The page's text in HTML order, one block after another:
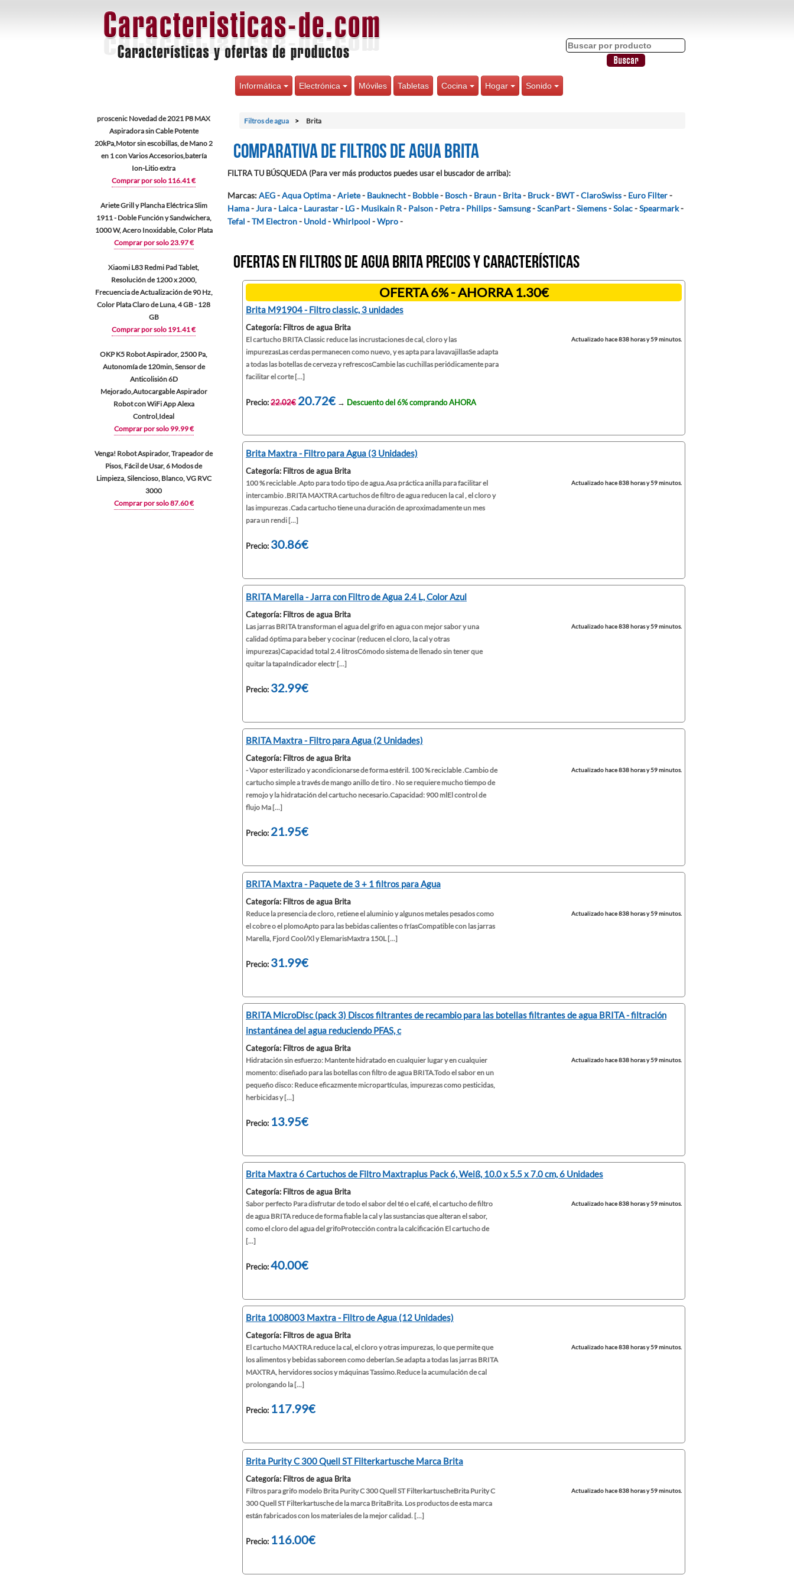
Informática Electrónica Móviles Tabletas Cocina Hogar Sonido
proscenic Novedad de 2021 P8 MAX
Aspiradora sin Cable Potente
20kPa,Motor sin escobillas, de Mano 2
en 1 con Varios Accesorios,batería
Ion-Litio extra
Comprar por solo 116.41 €
Ariete Grill y Plancha Eléctrica Slim
1911 - Doble Función y Sandwichera,
1000 W, Acero Inoxidable, Color Plata
Comprar por solo 23.97 €
Xiaomi L83 Redmi Pad Tablet,
Resolución de 1200 x 2000,
Frecuencia de Actualización de 90 Hz,
Color Plata Claro de Luna, 4 GB - 128
GB
Comprar por solo 191.41 €
OKP K5 Robot Aspirador, 2500 Pa,
Autonomía de 120min, Sensor de
Anticolisión 6D
Mejorado,Autocargable Aspirador
Robot con WiFi App Alexa
Control,Ideal
Comprar por solo 99.99 €
Venga! Robot Aspirador, Trapeador de
Pisos, Fácil de Usar, 6 Modos de
Limpieza, Silencioso, Blanco, VG RVC
3000
Comprar por solo 87.60 €
Filtros de agua Brita
Comparativa de Filtros de agua Brita
FILTRA TU BÚSQUEDA (Para ver más productos puedes usar el buscador de arriba):
Marcas:AEG-Aqua Optima-Ariete- Bauknecht- Bobble- Bosch- Braun- Brita- Bruck- BWT-ClaroSwiss- Euro Filter-
Hama-Jura- Laica- Laurastar- LG- Musikain R- Palson- Petra- Philips-Samsung-ScanPart-Siemens-Solac-Spearmark-
Tefal -TM Electron- Unold-Whirlpool -Wpro-
Ofertas en Filtros de agua Brita precios y características
OFERTA 6% - AHORRA 1.30€
Brita M91904 - Filtro classic, 3 unidades
Categoría: Filtros de agua Brita
El cartucho BRITA Classic reduce las incrustaciones de cal, cloro y las
impurezasLas cerdas permanecen como nuevo, y es apta para lavavajillasSe adapta
a todas las botellas de cerveza y refrescosCambie las cuchillas periódicamente para
facilitar el corte [...]
Precio:22.02€ 20.72€→ Descuento del 6% comprando AHORA
Actualizado hace 838 horas y 59 minutos.
Brita Maxtra - Filtro para Agua (3 Unidades)
Categoría: Filtros de agua Brita
100 % reciclable .Apto para todo tipo de agua.Asa práctica anilla para facilitar el
intercambio .BRITA MAXTRA cartuchos de filtro de agua reducen la cal , el cloro y
las impurezas .Cada cartucho tiene una duración de aproximadamente un mes
para un rendi [...]
Precio: 30.86€
Actualizado hace 838 horas y 59 minutos.
BRITA Marella - Jarra con Filtro de Agua 2.4 L, Color Azul
Categoría: Filtros de agua Brita
Las jarras BRITA transforman el agua del grifo en agua con mejor sabor y una
calidad óptima para beber y cocinar (reducen el cloro, la cal y otras
impurezas)Capacidad total 2.4 litrosCómodo sistema de llenado sin tener que
quitar la tapaIndicador electr [...]
Precio: 32.99€
Actualizado hace 838 horas y 59 minutos.
BRITA Maxtra - Filtro para Agua (2 Unidades)
Categoría: Filtros de agua Brita
- Vapor esterilizado y acondicionarse de forma estéril. 100 % reciclable .Cambio de
cartucho simple a través de mango anillo de tiro . No se requiere mucho tiempo de
remojo y la hidratación del cartucho necesario.Capacidad: 900 mlEl control de
flujo Ma [...]
Precio: 21.95€
Actualizado hace 838 horas y 59 minutos.
BRITA Maxtra - Paquete de 3 + 1 filtros para Agua
Categoría: Filtros de agua Brita
Reduce la presencia de cloro, retiene el aluminio y algunos metales pesados como
el cobre o el plomoApto para las bebidas calientes o fríasCompatible con las jarras
Marella, Fjord Cool/Xl y ElemarisMaxtra 150L [...]
Precio: 31.99€
Actualizado hace 838 horas y 59 minutos.
BRITA MicroDisc (pack 3) Discos filtrantes de recambio para las botellas filtrantes de agua BRITA - filtración
instantánea del agua reduciendo PFAS, c
Categoría: Filtros de agua Brita
Hidratación sin esfuerzo: Mantente hidratado en cualquier lugar y en cualquier
momento: diseñado para las botellas con filtro de agua BRITA.Todo el sabor en un
pequeño disco: Reduce eficazmente micropartículas, impurezas como pesticidas,
herbicidas y [...]
Precio: 13.95€
Actualizado hace 838 horas y 59 minutos.
Brita Maxtra 6 Cartuchos de Filtro Maxtraplus Pack 6, Weiß, 10.0 x 5.5 x 7.0 cm, 6 Unidades
Categoría: Filtros de agua Brita
Sabor perfecto Para disfrutar de todo el sabor del té o el café, el cartucho de filtro
de agua BRITA reduce de forma fiable la cal y las sustancias que alteran el sabor,
como el cloro del agua del grifoProtección contra la calcificación El cartucho de
[...]
Precio:40.00€
Actualizado hace 838 horas y 59 minutos.
Brita 1008003 Maxtra - Filtro de Agua (12 Unidades)
Categoría: Filtros de agua Brita
El cartucho MAXTRA reduce la cal, el cloro y otras impurezas, lo que permite que
los alimentos y bebidas saboreen como deberían.Se adapta a todas las jarras BRITA
MAXTRA, hervidores socios y máquinas Tassimo.Reduce la acumulación de cal
prolongando la [...]
Precio: 117.99€
Actualizado hace 838 horas y 59 minutos.
Brita Purity C 300 Quell ST Filterkartusche Marca Brita
Categoría: Filtros de agua Brita
Filtros para grifo modelo Brita Purity C 300 Quell ST FilterkartuscheBrita Purity C
300 Quell ST Filterkartusche de la marca BritaBrita. Los productos de esta marca
están fabricados con los materiales de la mejor calidad. [...]
Precio: 116.00€
Actualizado hace 838 horas y 59 minutos.